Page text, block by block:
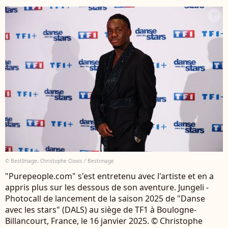
© BestImage, Christophe Clovis / Bestimage
"Purepeople.com" s'est entretenu avec l'artiste et en a
appris plus sur les dessous de son aventure. Jungeli -
Photocall de lancement de la saison 2025 de "Danse
avec les stars" (DALS) au siège de TF1 à Boulogne-
Billancourt, France, le 16 janvier 2025. © Christophe